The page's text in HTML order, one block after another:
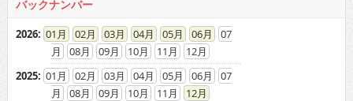
バックナンバー
2026: 01 02 03 04 05 06
07
08
09 10 11
12
2025: 01 02 03 04 05 06
07
08
09 10 11
12